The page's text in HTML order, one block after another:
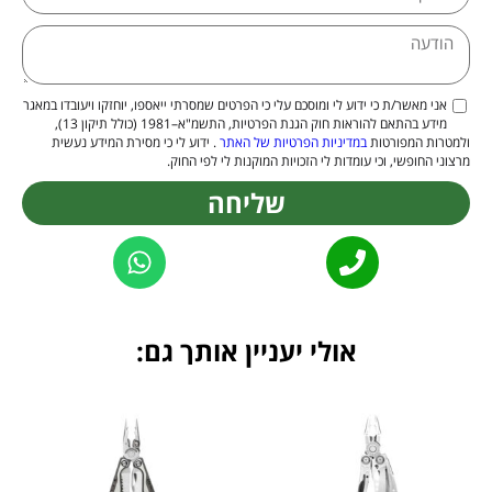
אני מאשר/ת כי ידוע לי ומוסכם עלי כי הפרטים שמסרתי ייאספו, יוחזקו ויעובדו במאגר
מידע בהתאם להוראות חוק הגנת הפרטיות, התשמ"א–1981 (כולל תיקון 13),
ולמטרות המפורטותבמדיניות הפרטיות של האתר. ידוע לי כי מסירת המידע נעשית
מרצוני החופשי, וכי עומדות לי הזכויות המוקנות לי לפי החוק.
שליחה
אולי יעניין אותך גם: